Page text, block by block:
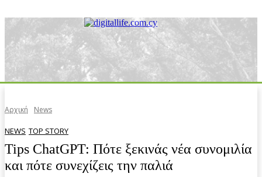
Αρχική News
NEWS TOP STORY
Tips ChatGPT: Πότε ξεκινάς νέα συνομιλία
και πότε συνεχίζεις την παλιά